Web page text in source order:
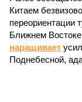
Китаем
переориентации
Ближнем
наращивает
Поднебесной,